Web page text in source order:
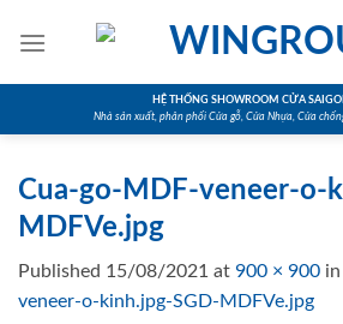
HỆ THỐNG SHOWROOM CỬA
Nhà sản xuất, phân phối Cửa gỗ, Cửa Nhựa, Cửa
Cua-go-MDF-veneer-o-
MDFVe.jpg
Published 15/08/2021 at 900 × 900 in
veneer-o-kinh.jpg-SGD-MDFVe.jpg